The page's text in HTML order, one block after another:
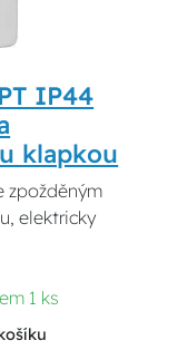
IP44
klapkou
zpožděným
elektricky
1 ks